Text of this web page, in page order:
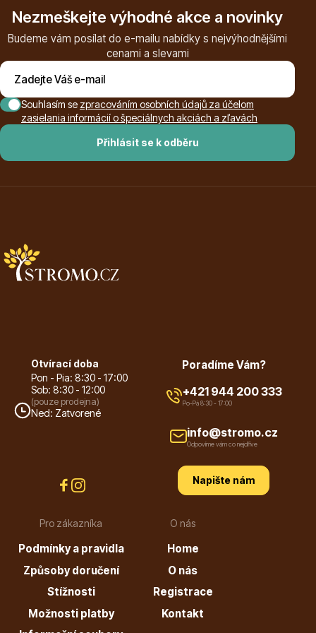
Ovocné stromy
Okrasné trávy
Popínavé rostliny
Nezmeškejte výhodné akce a novinky
Budeme vám posílat do e-mailu nabídky s nejvýhodnějšími
cenami a slevami
Přihlásit se k odběru
Souhlasím se zpracováním osobních údajů za účelom
zasielania informácií o špeciálnych akciách a zľavách
Otvírací doba
Pon - Pia: 8:30 - 17:00
Sob: 8:30 - 12:00
(pouze prodejna)
Ned: Zatvorené
Pro zákazníka
Podmínky a pravidla
Způsoby doručení
Stížnosti
Možnosti platby
O nás
Home
O nás
Registrace
Kontakt
Poradíme Vám?
+421 944 200 333
Po-Pá 8:30 - 17:00
info@stromo.cz
Odpovíme vám co nejdříve
Napište nám